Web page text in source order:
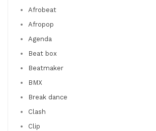
Afrobeat
Afropop
Agenda
Beat box
Beatmaker
BMX
Break dance
Clash
Clip